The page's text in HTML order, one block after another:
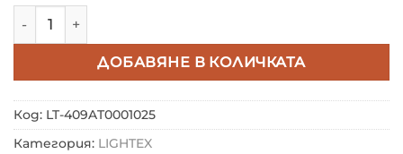
количество за LIGHTEX L CONNECT ЪГЛОВ
ДОБАВЯНЕ В КОЛИЧКАТА
Код: LT-409AT0001025
Категория: LIGHTEX